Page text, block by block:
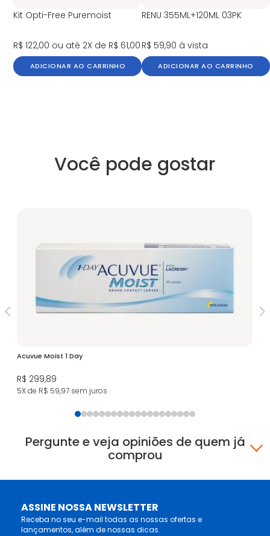
Kit Opti-Free Puremoist
R$ 122,00 ou até 2X de R$ 61,00
ADICIONAR AO CARRINHO
RENU 355ML+120ML 03PK
R$ 59,90 à vista
ADICIONAR AO CARRINHO
Você pode gostar
Acuvue Moist 1 Day
R$ 299,89
5X de R$ 59,97 sem juros
Pergunte e veja opiniões de quem já
comprou
ASSINE NOSSA NEWSLETTER
Receba no seu e-mail todas as nossas ofertas e
lançamentos, além de nossas dicas.